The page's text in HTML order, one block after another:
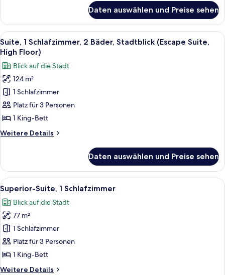
anzeigen
Zimmer,
2 Queen-
Betten
(Skyline
View,
High
Floor)
Daten auswählen und Preise sehen
Alle
Fotos
für
Suite,
1
Schlafzimmer,
2
Bäder,
Stadtblick
(Escape
High
Floor)
anzeigen
Ein großzügiger Wohnbereich mit
11
Suite, 1 Schlafzimmer, 2 Bäder, Stadtblick (Escape Suite,
High Floor)
Blick auf die Stadt
124 m²
1 Schlafzimmer
Platz für 3 Personen
1 King-Bett
Weitere Details
Weitere
1
Schlafzimmer,
2
Bäder,
Stadtblick
(Escape
Suite,
High
Floor)
Daten auswählen und Preise sehen
Alle
Fotos
für
Superior-
Suite,
1
Schlafzimmer
Hochwertige Bettwaren, Pillowtop-
11
Superior-Suite, 1 Schlafzimmer
Blick auf die Stadt
77 m²
1 Schlafzimmer
Platz für 3 Personen
1 King-Bett
Weitere Details
Weitere